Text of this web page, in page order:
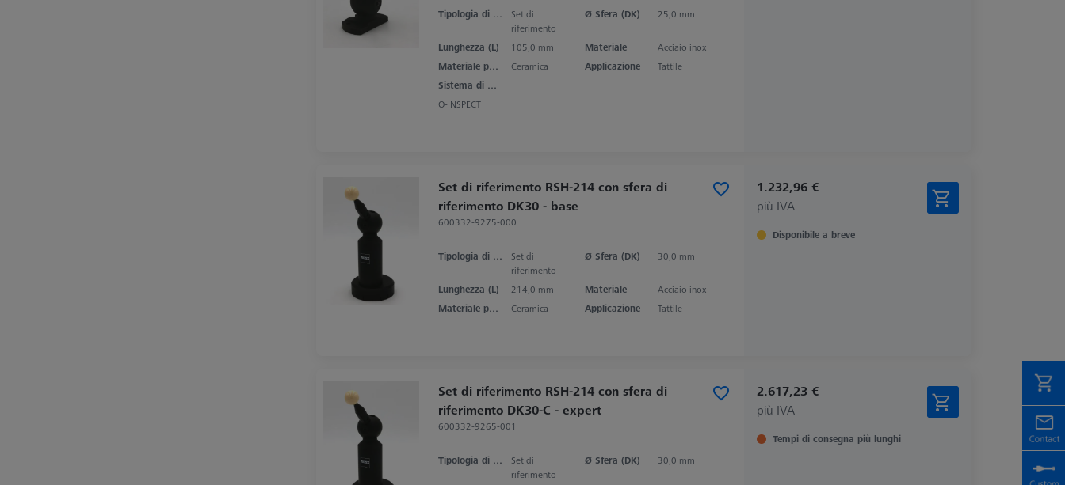
Tipologia di prodotto
Set di
riferimento
Ø Sfera (DK) 25,0 mm
Lunghezza (L) 105,0 mm Materiale
Acciaio inox
Materiale punta dello stilo
Ceramica Applicazione
Tattile
Sistema di misura
O-INSPECT
Set di riferimento RSH-214 con sfera di
riferimento DK30 - base
600332-9275-000
Tipologia di prodotto
Set di
riferimento
Ø Sfera (DK) 30,0 mm
Lunghezza (L) 214,0 mm Materiale
Acciaio inox
Materiale punta dello stilo
Ceramica Applicazione Tattile
1.232,96 €
più IVA
Disponibile a breve
Set di riferimento RSH-214 con sfera di
riferimento DK30-C - expert
600332-9265-001
Tipologia di prodotto
Set di
riferimento
Ø Sfera (DK) 30,0 mm
2.617,23 €
più IVA
Tempi di consegna più lunghi